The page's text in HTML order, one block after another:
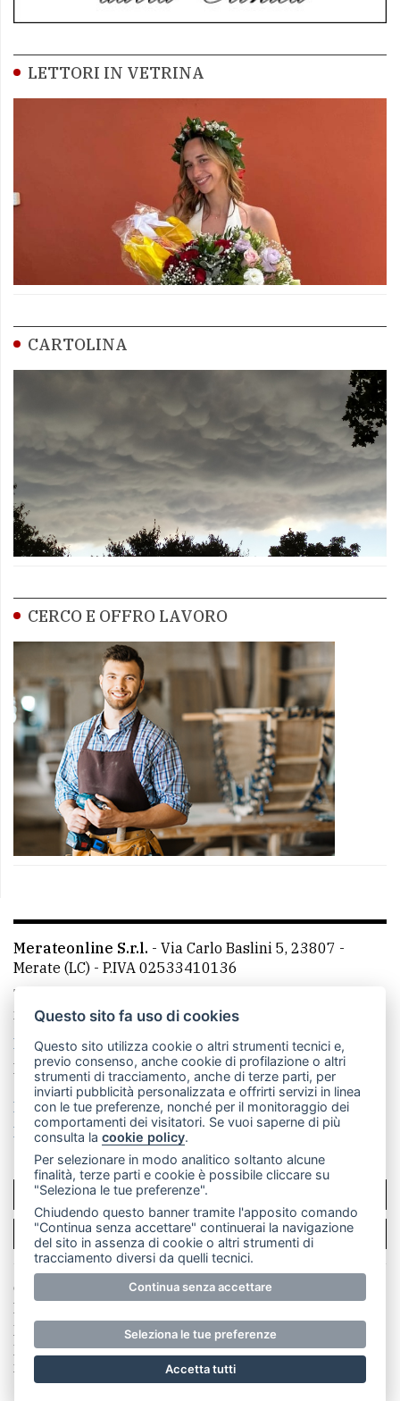
LETTORI IN VETRINA
CARTOLINA
CERCO E OFFRO LAVORO
Merateonline S.r.l. - Via Carlo Baslini 5, 23807 -
Merate (LC) - P.IVA 02533410136
Telefono:
mail: redazione@merateonline.it
La redazione
CasateOnline LeccoOnline
RSS
Made by VIP
Privacy policy
Cookie policy
Rivedi le tue scelte sui cookie
SCRIVICI
PER LA TUA PUBBLICITÀ
© Copyright Merateonline S.r.l. - Tutti i diritti riservati.
E' proibita la riproduzione e pubblicazione anche
parziale di testi, articoli e immagini senza la
preventiva autorizzazione scritta dell'editore. RI Lecco
numero Rea LC 291.277 - Capitale sociale 10.329,14 €
Questo sito fa uso di cookies
Questo sito utilizza cookie o altri strumenti tecnici e,
previo consenso, anche cookie di profilazione o altri
strumenti di tracciamento, anche di terze parti, per
inviarti pubblicità personalizzata e offrirti servizi in linea
con le tue preferenze, nonché per il monitoraggio dei
comportamenti dei visitatori. Se vuoi saperne di più
consulta lacookie policy.
Per selezionare in modo analitico soltanto alcune
finalità, terze parti e cookie è possibile cliccare su
"Seleziona le tue preferenze".
Chiudendo questo banner tramite l'apposito comando
"Continua senza accettare" continuerai la navigazione
del sito in assenza di cookie o altri strumenti di
tracciamento diversi da quelli tecnici.
Continua senza accettare
Seleziona le tue preferenze
Accetta tutti